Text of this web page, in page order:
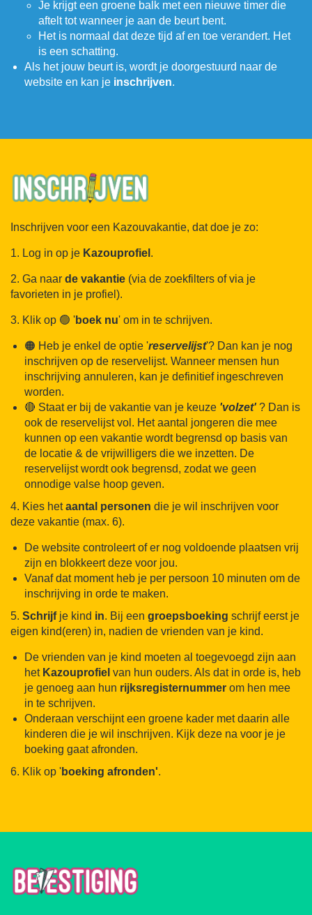
Je krijgt een groene balk met een nieuwe timer die
aftelt tot wanneer je aan de beurt bent.
Het is normaal dat deze tijd af en toe verandert. Het
is een schatting.
Als het jouw beurt is, wordt je doorgestuurd naar de
website en kan je inschrijven.
Inschrijven voor een Kazouvakantie, dat doe je zo:
1. Log in op je Kazouprofiel .
2. Ga naar de vakantie (via de zoekfilters of via je
favorieten in je profiel).
3. Klik op 🟢 'boek nu' om in te schrijven.
🟠 Heb je enkel de optie 'reservelijst'? Dan kan je nog
inschrijven op de reservelijst. Wanneer mensen hun
inschrijving annuleren, kan je definitief ingeschreven
worden.
🔴 Staat er bij de vakantie van je keuze 'volzet'? Dan is
ook de reservelijst vol. Het aantal jongeren die mee
kunnen op een vakantie wordt begrensd op basis van
de locatie & de vrijwilligers die we inzetten. De
reservelijst wordt ook begrensd, zodat we geen
onnodige valse hoop geven.
4. Kies hetaantal personen die je wil inschrijven voor
deze vakantie (max. 6).
De website controleert of er nog voldoende plaatsen vrij
zijn en blokkeert deze voor jou.
Vanaf dat moment heb je per persoon 10 minuten om de
inschrijving in orde te maken.
5. Schrijfje kind in. Bij een groepsboeking schrijf eerst je
eigen kind(eren) in, nadien de vrienden van je kind.
De vrienden van je kind moeten al toegevoegd zijn aan
het Kazouprofiel van hun ouders. Als dat in orde is, heb
je genoeg aan hun rijksregisternummer om hen mee
in te schrijven.
Onderaan verschijnt een groene kader met daarin alle
kinderen die je wil inschrijven. Kijk deze na voor je je
boeking gaat afronden.
6. Klik op 'boeking afronden'.